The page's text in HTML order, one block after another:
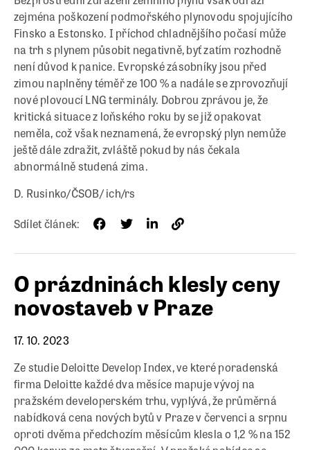
zejména poškození podmořského plynovodu spojujícího
Finsko a Estonsko. I příchod chladnějšího počasí může
na trh s plynem působit negativně, byť zatím rozhodně
není důvod k panice. Evropské zásobníky jsou před
zimou naplněny téměř ze 100 % a nadále se zprovozňují
nové plovoucí LNG terminály. Dobrou zprávou je, že
kritická situace z loňského roku by se již opakovat
neměla, což však neznamená, že evropský plyn nemůže
ještě dále zdražit, zvláště pokud by nás čekala
abnormálně studená zima.
D. Rusinko/ČSOB/ ich/rs
Sdílet článek:
O prázdninách klesly ceny
novostaveb v Praze
17. 10. 2023
Ze studie Deloitte Develop Index, ve které poradenská
firma Deloitte každé dva měsíce mapuje vývoj na
pražském developerském trhu, vyplývá, že průměrná
nabídková cena nových bytů v Praze v červenci a srpnu
oproti dvěma předchozím měsícům klesla o 1,2 % na 152